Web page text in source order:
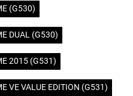
(G530)
DUAL (G530)
2015 (G531)
VE VALUE EDITION (G531)